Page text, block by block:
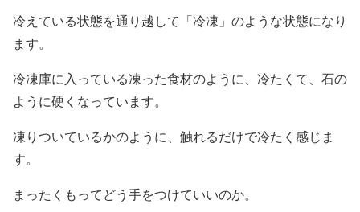
冷えている状態を通り越して「冷凍」のような状態になり
ます。
冷凍庫に入っている凍った食材のように、冷たくて、石の
ように硬くなっています。
凍りついているかのように、触れるだけで冷たく感じま
す。
まったくもってどう手をつけていいのか。